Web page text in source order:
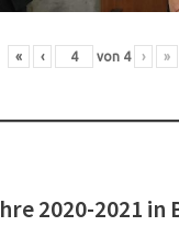
« ‹ von 4 › »
2020-2021 in